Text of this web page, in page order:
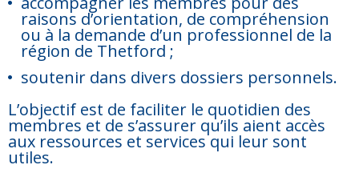
raisons d’orientation, de compréhension
ou à la demande d’un professionnel de la
région de Thetford ;
soutenir dans divers dossiers personnels.
L’objectif est de faciliter le quotidien des
membres et de s’assurer qu’ils aient accès
aux ressources et services qui leur sont
utiles.